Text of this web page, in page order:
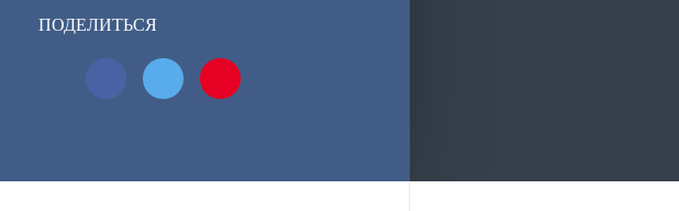
фотографии». Консультация.(Астрахов П.)
Вторник 12 декабря 18:30 - 21:00 - Встреча
«Азбука фотографии». Группа.(Климов А.)
Консультация.(Астрахов П.) ￼Четверг 14
ПОДЕЛИТЬСЯ